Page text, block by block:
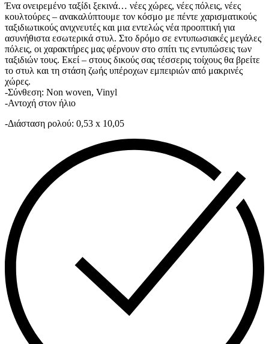
Ένα ονειρεμένο ταξίδι ξεκινά… νέες χώρες, νέες πόλεις, νέες
κουλτούρες – ανακαλύπτουμε τον κόσμο με πέντε χαρισματικούς
ταξιδιωτικούς ανιχνευτές και μια εντελώς νέα προοπτική για
ασυνήθιστα εσωτερικά στυλ. Στο δρόμο σε εντυπωσιακές μεγάλες
πόλεις, οι χαρακτήρες μας φέρνουν στο σπίτι τις εντυπώσεις των
ταξιδιών τους. Εκεί – στους δικούς σας τέσσερις τοίχους θα βρείτε
το στυλ και τη στάση ζωής υπέροχων εμπειριών από μακρινές
χώρες.
-Σύνθεση: Non woven, Vinyl
-Αντοχή στον ήλιο
-Διάσταση ρολού: 0,53 x 10,05